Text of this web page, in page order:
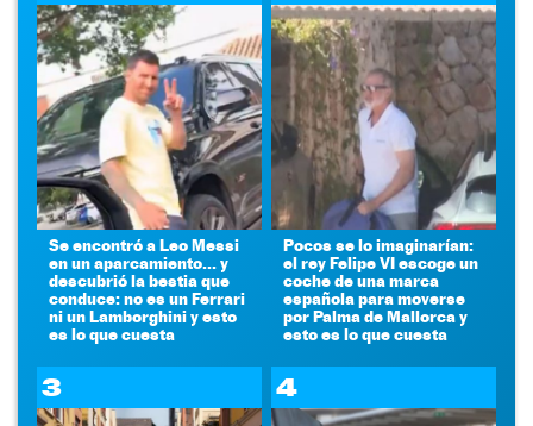
Se encontró a Leo Messi
en un aparcamiento... y
descubrió la bestia que
conduce: no es un Ferrari
ni un Lamborghini y esto
es lo que cuesta
Pocos se lo imaginarían:
el rey Felipe VI escoge un
coche de una marca
española para moverse
por Palma de Mallorca y
esto es lo que cuesta
3 4